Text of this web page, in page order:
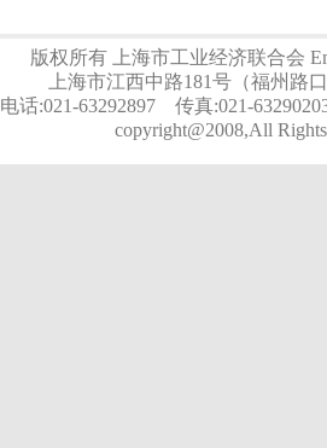
版权所有 上海市工业经济联合会
上海市江西中路181号（福州路
电话:021-63292897 传真:021-
copyright@2008,All